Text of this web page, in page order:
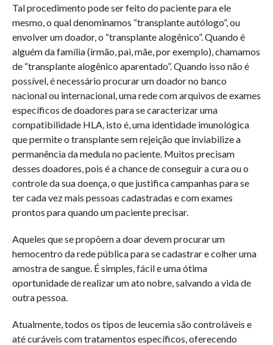
Tal procedimento pode ser feito do paciente para ele
mesmo, o qual denominamos “transplante autólogo”, ou
envolver um doador, o “transplante alogênico”. Quando é
alguém da família (irmão, pai, mãe, por exemplo), chamamos
de “transplante alogênico aparentado”. Quando isso não é
possível, é necessário procurar um doador no banco
nacional ou internacional, uma rede com arquivos de exames
específicos de doadores para se caracterizar uma
compatibilidade HLA, isto é, uma identidade imunológica
que permite o transplante sem rejeição que inviabilize a
permanência da medula no paciente. Muitos precisam
desses doadores, pois é a chance de conseguir a cura ou o
controle da sua doença, o que justifica campanhas para se
ter cada vez mais pessoas cadastradas e com exames
prontos para quando um paciente precisar.
Aqueles que se propõem a doar devem procurar um
hemocentro da rede pública para se cadastrar e colher uma
amostra de sangue. É simples, fácil e uma ótima
oportunidade de realizar um ato nobre, salvando a vida de
outra pessoa.
Atualmente, todos os tipos de leucemia são controláveis e
até curáveis com tratamentos específicos, oferecendo